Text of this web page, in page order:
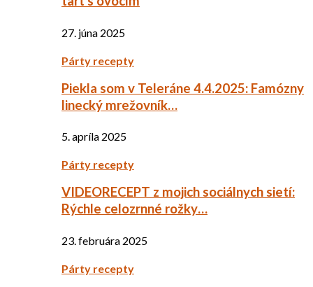
27. júna 2025
Párty recepty
Piekla som v Teleráne 4.4.2025: Famózny
linecký mrežovník…
5. apríla 2025
Párty recepty
VIDEORECEPT z mojich sociálnych sietí:
Rýchle celozrnné rožky…
23. februára 2025
Párty recepty